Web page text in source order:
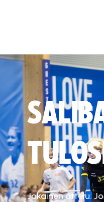
Jokainen ottelu.